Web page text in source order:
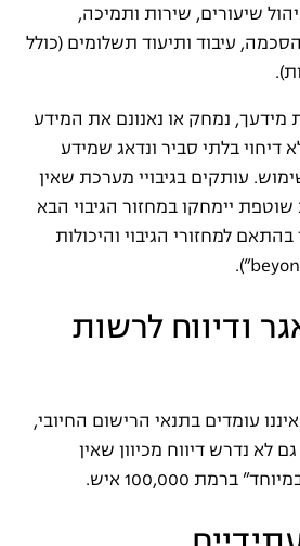
שיעורים, שירות ותמיכה,
עיבוד ותיעוד תשלומים (כולל
נמחק או נאנונם את המידע
דיחוי בלתי סביר ונדאג שמידע
עותקים בגיבויי מערכת שאין
יימחקו במחזור הגיבוי הבא
למחזורי הגיבוי והיכולות
ודיווח לרשות
עומדים בתנאי הרישום החיובי,
לא נדרש דיווח מכיוון שאין
100,000 איש.